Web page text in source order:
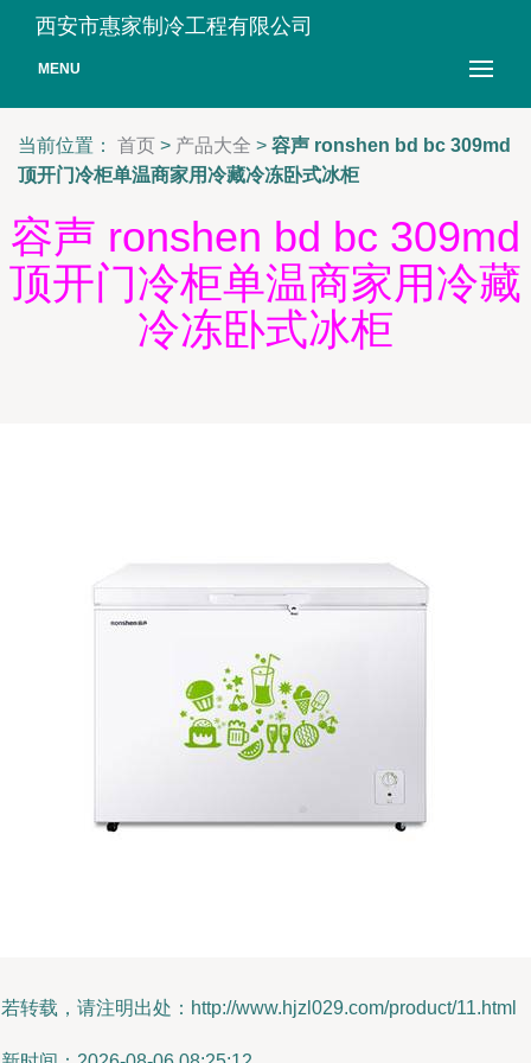
西安市惠家制冷工程有限公司
MENU
当前位置： 首页 > 产品大全 > 容声 ronshen bd bc 309md
顶开门冷柜单温商家用冷藏冷冻卧式冰柜
容声 ronshen bd bc 309md
顶开门冷柜单温商家用冷藏
冷冻卧式冰柜
转载，请注明出处：http://www.hjzl029.com/product/11.html